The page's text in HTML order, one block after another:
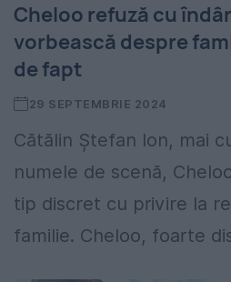
Cheloo refuză cu
vorbească despre
de fapt
29 SEPTEMBRIE 2024
Cătălin Ștefan Ion, mai
numele de scenă,
tip discret cu privire la
familie. Cheloo, foarte